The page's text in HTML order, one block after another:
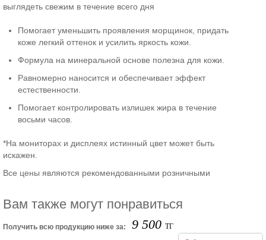
выглядеть свежим в течение всего дня
Помогает уменьшить проявления морщинок, придать
коже легкий оттенок и усилить яркость кожи.
Формула на минеральной основе полезна для кожи.
Равномерно наносится и обеспечивает эффект
естественности.
Помогает контролировать излишек жира в течение
восьми часов.
*На мониторах и дисплеях истинный цвет может быть
искажен.
Все цены являются рекомендованными розничными
Вам также могут понравиться
Получить всю продукцию ниже за: 9 500 ТГ